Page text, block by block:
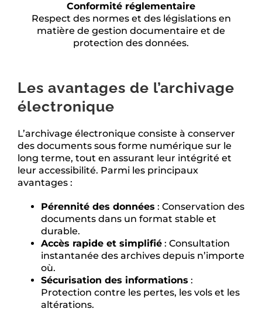
Conformité réglementaire
Respect des normes et des législations en
matière de gestion documentaire et de
protection des données.
Les avantages de l’archivage
électronique
L’archivage électronique consiste à conserver
des documents sous forme numérique sur le
long terme, tout en assurant leur intégrité et
leur accessibilité. Parmi les principaux
avantages :
Pérennité des données : Conservation des
documents dans un format stable et
durable.
Accès rapide et simplifié: Consultation
instantanée des archives depuis n’importe
où.
Sécurisation des informations :
Protection contre les pertes, les vols et les
altérations.